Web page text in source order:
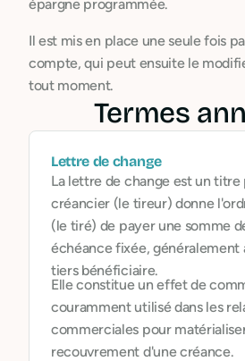
épargne programmée.
Il est mis en place une seule fois
compte, qui peut ensuite le
tout moment.
Termes
Lettre de change
La lettre de change est un titre
créancier (le tireur) donne
(le tiré) de payer une somme
échéance fixée, généralement
tiers bénéficiaire.
Elle constitue un effet de
couramment utilisé dans les
commerciales pour
recouvrement d'une créance.